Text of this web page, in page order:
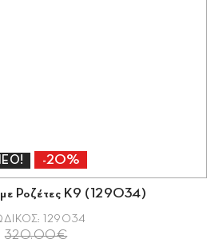
-20%
Κ9 (129034)
129034